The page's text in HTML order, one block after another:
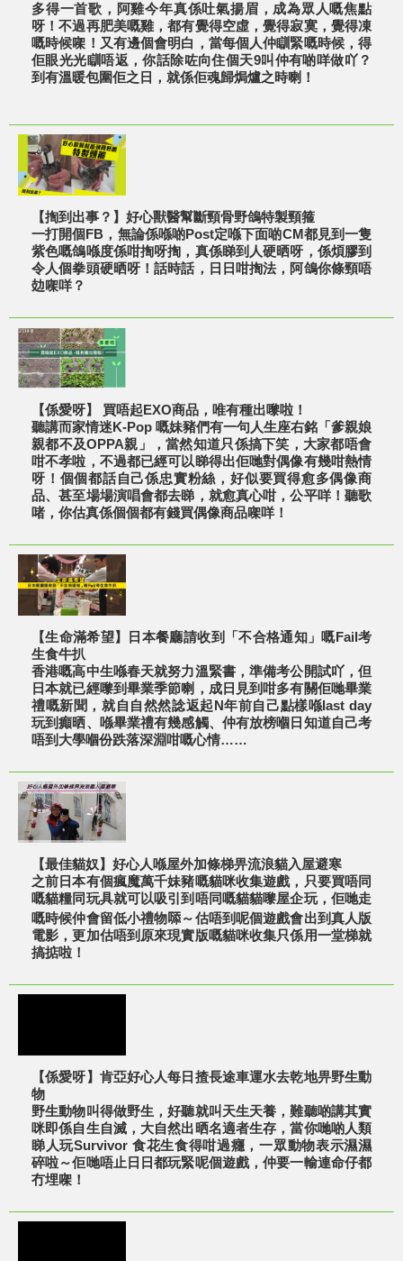
多得一首歌，阿雞今年真係吐氣揚眉，成為眾人嘅焦點
呀！不過再肥美嘅雞，都有覺得空虛，覺得寂寞，覺得凍
嘅時候㗎！又有邊個會明白，當每個人仲瞓緊嘅時候，得
佢眼光光瞓唔返，你話除咗向住個天9叫仲有啲咩做吖？
到有溫暖包圍佢之日，就係佢魂歸焗爐之時喇！
【揈到出事？】好心獸醫幫斷頸骨野鴿特製頸箍
一打開個FB，無論係喺啲Post定喺下面啲CM都見到一隻
紫色嘅鴿喺度係咁揈呀揈，真係睇到人硬晒呀，係煩膠到
令人個拳頭硬晒呀！話時話，日日咁揈法，阿鴿你條頸唔
攰㗎咩？
【係愛呀】 買唔起EXO商品，唯有種出嚟啦！
聽講而家情迷K-Pop 嘅妹豬們有一句人生座右銘「爹親娘
親都不及OPPA親」，當然知道只係搞下笑，大家都唔會
咁不孝啦，不過都已經可以睇得出佢哋對偶像有幾咁熱情
呀！個個都話自己係忠實粉絲，好似要買得愈多偶像商
品、甚至場場演唱會都去睇，就愈真心咁，公平咩！聽歌
啫，你估真係個個都有錢買偶像商品㗎咩！
【生命滿希望】日本餐廳請收到「不合格通知」嘅Fail考
生食牛扒
香港嘅高中生喺春天就努力溫緊書，準備考公開試吖，但
日本就已經嚟到畢業季節喇，成日見到咁多有關佢哋畢業
禮嘅新聞，就自自然然諗返起N年前自己點樣喺last day
玩到癲晒、喺畢業禮有幾感觸、仲有放榜嗰日知道自己考
唔到大學嗰份跌落深淵咁嘅心情……
【最佳貓奴】好心人喺屋外加條梯畀流浪貓入屋避寒
之前日本有個瘋魔萬千妹豬嘅貓咪收集遊戲，只要買唔同
嘅貓糧同玩具就可以吸引到唔同嘅貓貓嚟屋企玩，佢哋走
嘅時候仲會留低小禮物𠻹～估唔到呢個遊戲會出到真人版
電影，更加估唔到原來現實版嘅貓咪收集只係用一堂梯就
搞掂啦！
【係愛呀】肯亞好心人每日揸長途車運水去乾地畀野生動
物
野生動物叫得做野生，好聽就叫天生天養，難聽啲講其實
咪即係自生自滅，大自然出晒名適者生存，當你哋啲人類
睇人玩Survivor 食花生食得咁過癮，一眾動物表示濕濕
碎啦～佢哋唔止日日都玩緊呢個遊戲，仲要一輸連命仔都
冇埋㗎！